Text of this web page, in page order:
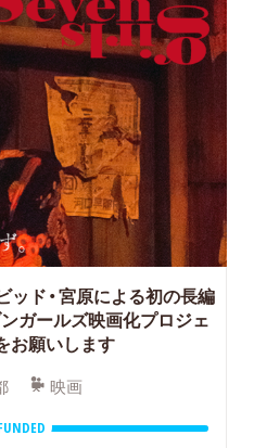
ッド・宮原による初の長編
ガールズ映画化プロジェ
お願いします
映画